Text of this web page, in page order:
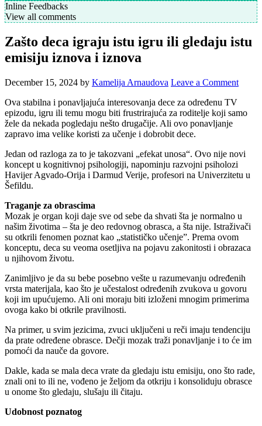
Inline Feedbacks
View all comments
Zašto deca igraju istu igru ili gledaju istu
emisiju iznova i iznova
December 15, 2024 by Kamelija Arnaudova Leave a Comment
Ova stabilna i ponavljajuća interesovanja dece za određenu TV
epizodu, igru ili temu mogu biti frustrirajuća za roditelje koji samo
žele da nekada pogledaju nešto drugačije. Ali ovo ponavljanje
zapravo ima velike koristi za učenje i dobrobit dece.
Jedan od razloga za to je takozvani „efekat unosa“. Ovo nije novi
koncept u kognitivnoj psihologiji, napominju razvojni psiholozi
Havijer Agvado-Orija i Darmud Verije, profesori na Univerzitetu u
Šefildu.
Traganje za obrascima
Mozak je organ koji daje sve od sebe da shvati šta je normalno u
našim životima – šta je deo redovnog obrasca, a šta nije. Istraživači
su otkrili fenomen poznat kao „statističko učenje”. Prema ovom
konceptu, deca su veoma osetljiva na pojavu zakonitosti i obrazaca
u njihovom životu.
Zanimljivo je da su bebe posebno vešte u razumevanju određenih
vrsta materijala, kao što je učestalost određenih zvukova u govoru
koji im upućujemo. Ali oni moraju biti izloženi mnogim primerima
ovoga kako bi otkrile pravilnosti.
Na primer, u svim jezicima, zvuci uključeni u reči imaju tendenciju
da prate određene obrasce. Dečji mozak traži ponavljanje i to će im
pomoći da nauče da govore.
Dakle, kada se mala deca vrate da gledaju istu emisiju, ono što rade,
znali oni to ili ne, vođeno je željom da otkriju i konsoliduju obrasce
u onome što gledaju, slušaju ili čitaju.
Udobnost poznatog